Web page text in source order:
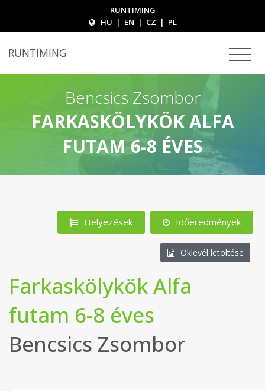
RUNTIMING
HU | EN | CZ | PL
RUNTIMING
Bencsics Zsombor
FARKASKÖLYKÖK ALFA
FUTAM 6-8 ÉVES
Helyezések Időeredmények
Oklevél letöltése
Farkaskölykök Alfa
futam 6-8 éves
Bencsics Zsombor